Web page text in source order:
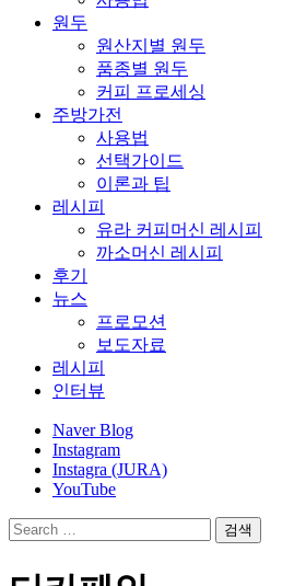
원두
원산지별 원두
품종별 원두
커피 프로세싱
주방가전
사용법
선택가이드
이론과 팁
레시피
유라 커피머신 레시피
까소머신 레시피
후기
뉴스
프로모션
보도자료
레시피
인터뷰
Naver Blog
Instagram
Instagra (JURA)
YouTube
검